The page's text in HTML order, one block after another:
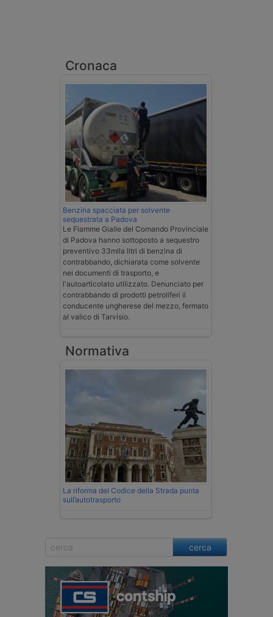
Cronaca
Benzina spacciata per solvente
sequestrata a Padova
Le Fiamme Gialle del Comando Provinciale
di Padova hanno sottoposto a sequestro
preventivo 33mila litri di benzina di
contrabbando, dichiarata come solvente
nei documenti di trasporto, e
l'autoarticolato utilizzato. Denunciato per
contrabbando di prodotti petroliferi il
conducente ungherese del mezzo, fermato
al valico di Tarvisio.
Normativa
La riforma del Codice della Strada punta
sull’autotrasporto
cerca